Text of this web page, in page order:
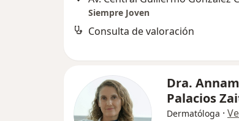
Siempre Joven
Consulta de valoración
Dra.
Palacios
Dermatóloga ·